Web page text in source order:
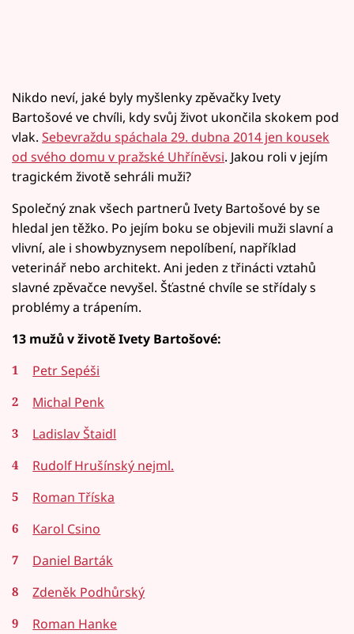
Nikdo neví, jaké byly myšlenky zpěvačky Ivety
Bartošové ve chvíli, kdy svůj život ukončila skokem pod
vlak. Sebevraždu spáchala 29. dubna 2014 jen kousek
od svého domu v pražské Uhříněvsi. Jakou roli v jejím
tragickém životě sehráli muži?
Společný znak všech partnerů Ivety Bartošové by se
hledal jen těžko. Po jejím boku se objevili muži slavní a
vlivní, ale i showbyznysem nepolíbení, například
veterinář nebo architekt. Ani jeden z třinácti vztahů
slavné zpěvačce nevyšel. Šťastné chvíle se střídaly s
problémy a trápením.
13 mužů v životě Ivety Bartošové:
Petr Sepéši
Michal Penk
Ladislav Štaidl
Rudolf Hrušínský nejml.
Roman Tříska
Karol Csino
Daniel Barták
Zdeněk Podhůrský
Roman Hanke